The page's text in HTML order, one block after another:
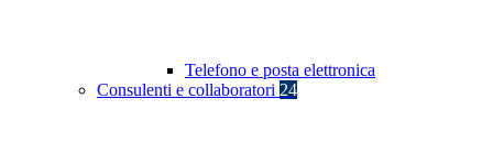
Telefono e posta elettronica
Consulenti e collaboratori 24